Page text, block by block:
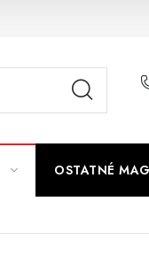
OSTATNÉ